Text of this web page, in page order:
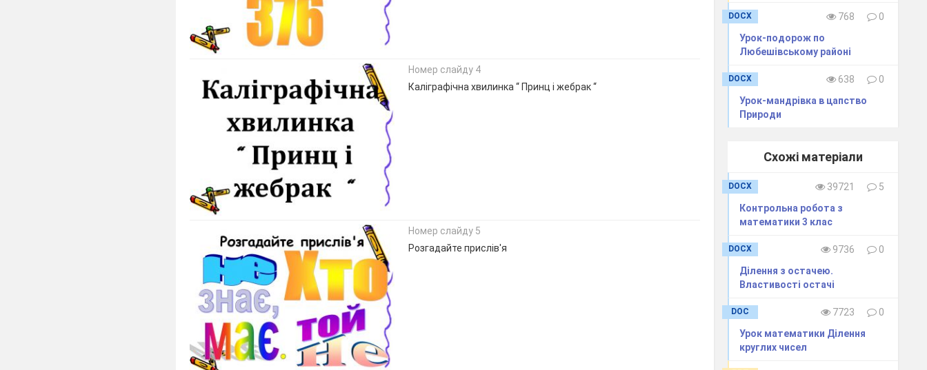
Номер слайду 4
Каліграфічна хвилинка “ Принц і жебрак “
Номер слайду 5
Розгадайте прислів'я
DOCX 768
0
Урок-подорож по
Любешівському районі
DOCX 638
0
Урок-мандрівка в цапство
Природи
Схожі матеріали
DOCX 39721
5
Контрольна робота з
математики 3 клас
DOCX 9736
0
Ділення з остачею.
Властивості остачі
DOC 7723
0
Урок математики Ділення
круглих чисел